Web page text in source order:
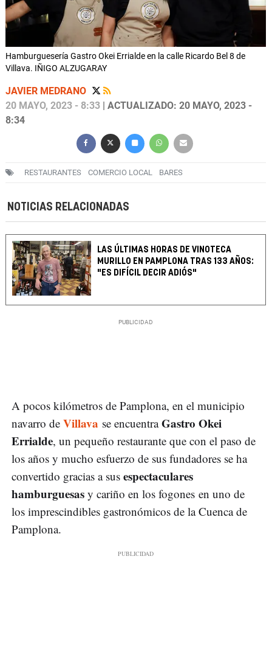
Hamburguesería Gastro Okei Errialde en la calle Ricardo Bel 8 de
Villava. IÑIGO ALZUGARAY
JAVIER MEDRANO
20 MAYO, 2023 - 8:33 | ACTUALIZADO: 20 MAYO, 2023 -
8:34
RESTAURANTES COMERCIO LOCAL BARES
NOTICIAS RELACIONADAS
LAS ÚLTIMAS HORAS DE VINOTECA
MURILLO EN PAMPLONA TRAS 133 AÑOS:
"ES DIFÍCIL DECIR ADIÓS"
A pocos kilómetros de Pamplona, en el municipio
navarro de Villava se encuentraGastro Okei
Errialde, un pequeño restaurante que con el paso de
los años y mucho esfuerzo de sus fundadores se ha
convertido gracias a sus espectaculares
hamburguesas y cariño en los fogones en uno de
los imprescindibles gastronómicos de la Cuenca de
Pamplona.